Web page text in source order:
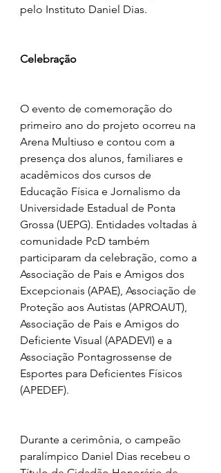
pelo Instituto Daniel Dias.
Celebração
O evento de comemoração do
primeiro ano do projeto ocorreu na
Arena Multiuso e contou com a
presença dos alunos, familiares e
acadêmicos dos cursos de
Educação Física e Jornalismo da
Universidade Estadual de Ponta
Grossa (UEPG). Entidades voltadas à
comunidade PcD também
participaram da celebração, como a
Associação de Pais e Amigos dos
Excepcionais (APAE), Associação de
Proteção aos Autistas (APROAUT),
Associação de Pais e Amigos do
Deficiente Visual (APADEVI) e a
Associação Pontagrossense de
Esportes para Deficientes Físicos
(APEDEF).
Durante a cerimônia, o campeão
paralímpico Daniel Dias recebeu o